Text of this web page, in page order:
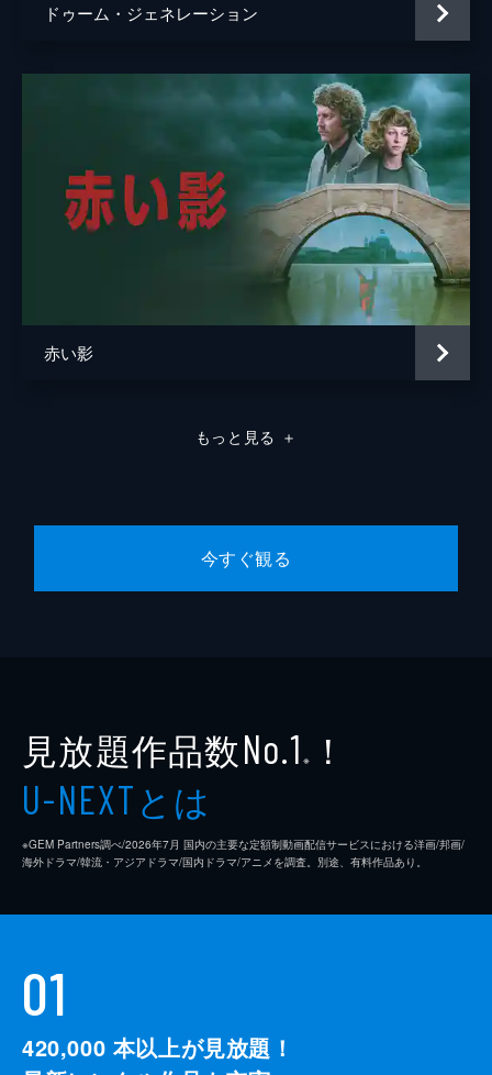
ドゥーム・ジェネレーション
赤い影
もっと見る ＋
今すぐ観る
見放題作品数No.1 ※ ！
U-NEXTとは
※GEM Partners調べ/2026年7⽉ 国内の主要な定額制動画配信サービスにおける洋画/邦画/
海外ドラマ/韓流・アジアドラマ/国内ドラマ/アニメを調査。別途、有料作品あり。
01
420,000 本以上が見放題！